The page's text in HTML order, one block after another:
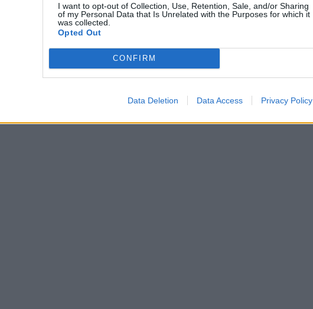
I want to opt-out of Collection, Use, Retention, Sale, and/or Sharing
of my Personal Data that Is Unrelated with the Purposes for which it
was collected.
Opted Out
CONFIRM
Data Deletion Data Access Privacy Policy